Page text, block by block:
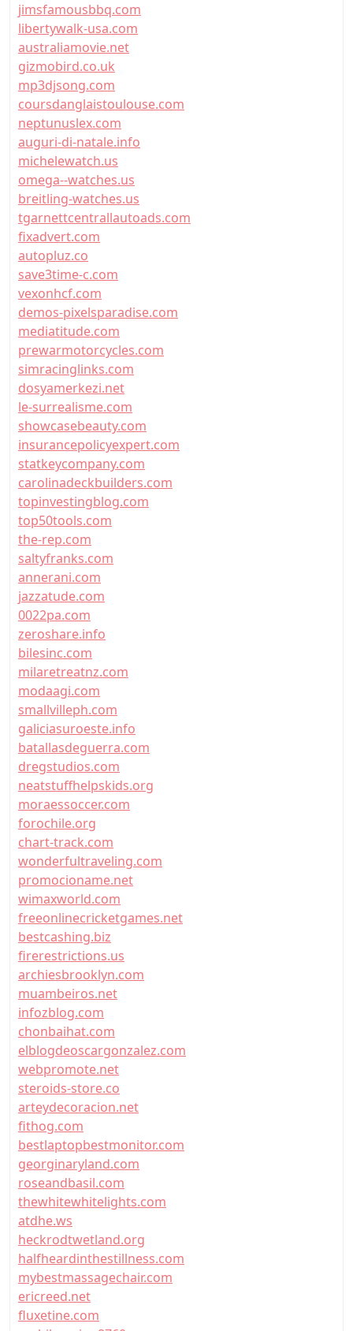
jimsfamousbbq.com
libertywalk-usa.com
australiamovie.net
gizmobird.co.uk
mp3djsong.com
coursdanglaistoulouse.com
neptunuslex.com
auguri-di-natale.info
michelewatch.us
omega--watches.us
breitling-watches.us
tgarnettcentrallautoads.com
fixadvert.com
autopluz.co
save3time-c.com
vexonhcf.com
demos-pixelsparadise.com
mediatitude.com
prewarmotorcycles.com
simracinglinks.com
dosyamerkezi.net
le-surrealisme.com
showcasebeauty.com
insurancepolicyexpert.com
statkeycompany.com
carolinadeckbuilders.com
topinvestingblog.com
top50tools.com
the-rep.com
saltyfranks.com
annerani.com
jazzatude.com
0022pa.com
zeroshare.info
bilesinc.com
milaretreatnz.com
modaagi.com
smallvilleph.com
galiciasuroeste.info
batallasdeguerra.com
dregstudios.com
neatstuffhelpskids.org
moraessoccer.com
forochile.org
chart-track.com
wonderfultraveling.com
promocioname.net
wimaxworld.com
freeonlinecricketgames.net
bestcashing.biz
firerestrictions.us
archiesbrooklyn.com
muambeiros.net
infozblog.com
chonbaihat.com
elblogdeoscargonzalez.com
webpromote.net
steroids-store.co
arteydecoracion.net
fithog.com
bestlaptopbestmonitor.com
georginaryland.com
roseandbasil.com
thewhitewhitelights.com
atdhe.ws
heckrodtwetland.org
halfheardinthestillness.com
mybestmassagechair.com
ericreed.net
fluxetine.com